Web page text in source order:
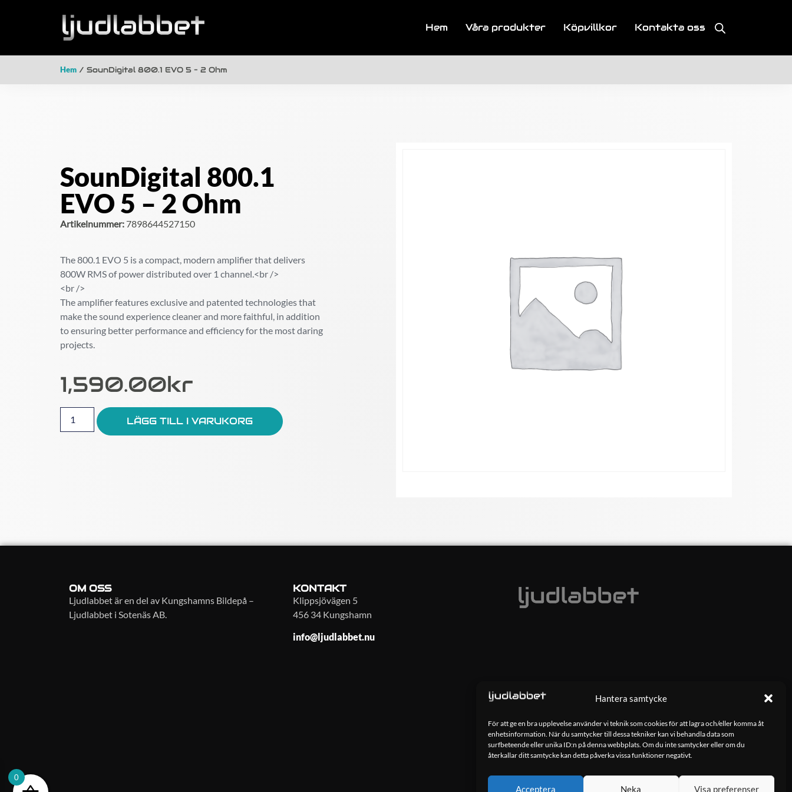
Hantera samtycke
För att ge en bra upplevelse använder vi teknik som cookies för att lagra och/eller komma åt
enhetsinformation. När du samtycker till dessa tekniker kan vi behandla data som
surfbeteende eller unika ID:n på denna webbplats. Om du inte samtycker eller om du
återkallar ditt samtycke kan detta påverka vissa funktioner negativt.
Acceptera Neka Visa preferenser
Hem Våra produkter Köpvillkor Kontakta oss
Hem / SounDigital 800.1 EVO 5 – 2 Ohm
SounDigital 800.1
EVO 5 – 2 Ohm
Artikelnummer: 7898644527150
The 800.1 EVO 5 is a compact, modern amplifier that delivers
800W RMS of power distributed over 1 channel.<br />
<br />
The amplifier features exclusive and patented technologies that
make the sound experience cleaner and more faithful, in addition
to ensuring better performance and efficiency for the most daring
projects.
1,590.00Kr
LÄGG TILL I VARUKORG
OM OSS
Ljudlabbet är en del av Kungshamns Bildepå –
Ljudlabbet i Sotenäs AB.
KONTAKT
Klippsjövägen 5
456 34 Kungshamn
info@ljudlabbet.nu
0